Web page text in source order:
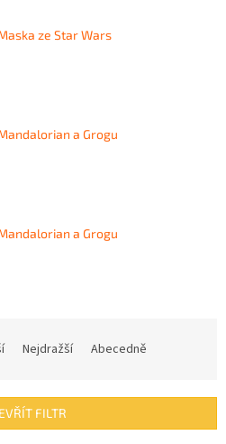
ze Star Wars
a Grogu
a Grogu
Nejdražší Abecedně
FILTR